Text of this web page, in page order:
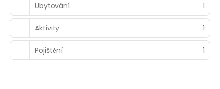
Ubytování 1
Aktivity 1
Pojištění 1